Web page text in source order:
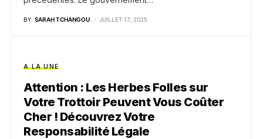
BY SARAH TCHANGOU JUILLET 17, 2025
A LA UNE
Attention : Les Herbes Folles sur
Votre Trottoir Peuvent Vous Coûter
Cher ! Découvrez Votre
Responsabilité Légale